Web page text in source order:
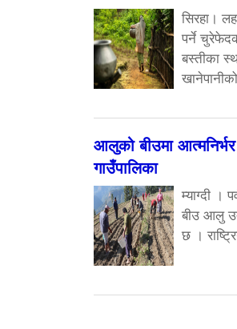
सिरहा।
पर्ने
बस्तीका
आलुको बीउमा
गाउँपालिका
म्याग्दी ।
बीउ आलु
छ ।